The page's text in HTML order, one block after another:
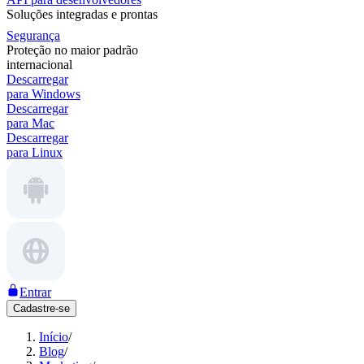
Soluções integradas e prontas
Segurança
Proteção no maior padrão
internacional
Descarregar
para Windows
Descarregar
para Mac
Descarregar
para Linux
Entrar
Cadastre-se
Início/
Blog/